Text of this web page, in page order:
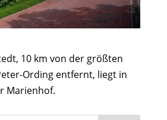
10 km von der größten
Ording entfernt, liegt in
Marienhof.